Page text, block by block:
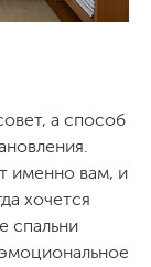
а способ
именно вам, и
хочется
спальни